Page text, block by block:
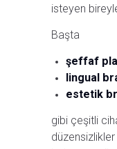
isteyen
Başta
şeffaf
lingual
estetik
gibi çeşitli